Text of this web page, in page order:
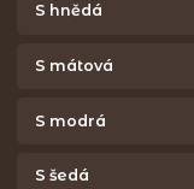
S hnědá
S mátová
S modrá
S šedá